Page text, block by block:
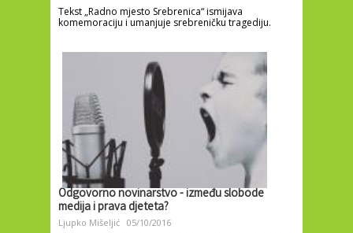
Tekst „Radno mjesto Srebrenica“ ismijava
komemoraciju i umanjuje srebreničku tragediju.
Odgovorno novinarstvo - između slobode
medija i prava djeteta?
Ljupko Mišeljić 05/10/2016